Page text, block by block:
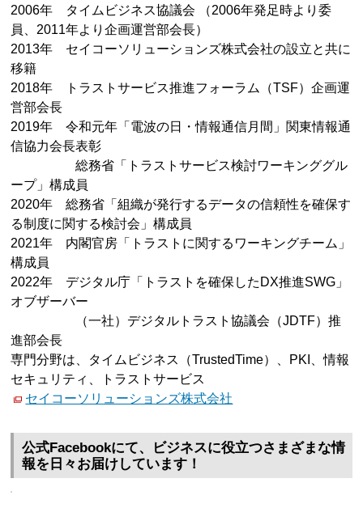
2006年 タイムビジネス協議会 （2006年発足時より委
員、2011年より企画運営部会長）
2013年 セイコーソリューションズ株式会社の設立と共に
移籍
2018年 トラストサービス推進フォーラム（TSF）企画運
営部会長
2019年 令和元年「電波の日・情報通信月間」関東情報通
信協力会長表彰
総務省「トラストサービス検討ワーキンググル
ープ」構成員
2020年 総務省「組織が発行するデータの信頼性を確保す
る制度に関する検討会」構成員
2021年 内閣官房「トラストに関するワーキングチーム」
構成員
2022年 デジタル庁「トラストを確保したDX推進SWG」
オブザーバー
（一社）デジタルトラスト協議会（JDTF）推
進部会長
専門分野は、タイムビジネス（TrustedTime）、PKI、情報
セキュリティ、トラストサービス
セイコーソリューションズ株式会社
公式Facebookにて、ビジネスに役立つさまざまな情
報を日々お届けしています！